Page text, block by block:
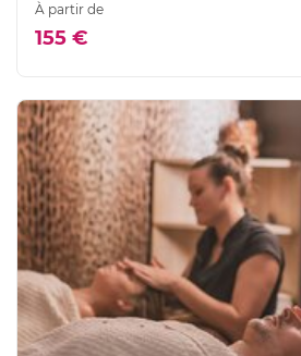
À partir de
155 €